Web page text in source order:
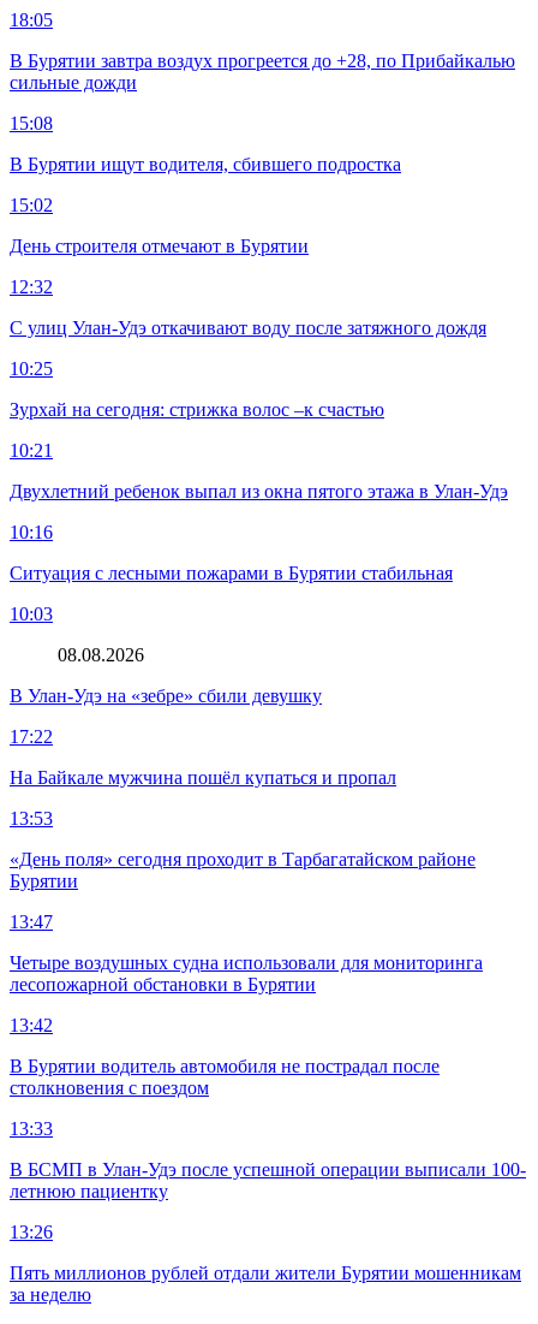
18:05
В Бурятии завтра воздух прогреется до +28, по Прибайкалью
сильные дожди
15:08
В Бурятии ищут водителя, сбившего подростка
15:02
День строителя отмечают в Бурятии
12:32
С улиц Улан-Удэ откачивают воду после затяжного дождя
10:25
Зурхай на сегодня: стрижка волос –к счастью
10:21
Двухлетний ребенок выпал из окна пятого этажа в Улан-Удэ
10:16
Ситуация с лесными пожарами в Бурятии стабильная
10:03
08.08.2026
В Улан-Удэ на «зебре» сбили девушку
17:22
На Байкале мужчина пошёл купаться и пропал
13:53
«День поля» сегодня проходит в Тарбагатайском районе
Бурятии
13:47
Четыре воздушных судна использовали для мониторинга
лесопожарной обстановки в Бурятии
13:42
В Бурятии водитель автомобиля не пострадал после
столкновения с поездом
13:33
В БСМП в Улан-Удэ после успешной операции выписали 100-
летнюю пациентку
13:26
Пять миллионов рублей отдали жители Бурятии мошенникам
за неделю